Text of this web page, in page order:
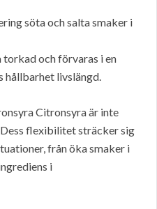
söta och salta smaker i
och förvaras i en
livslängd.
Citronsyra är inte
flexibilitet sträcker sig
från öka smaker i
i